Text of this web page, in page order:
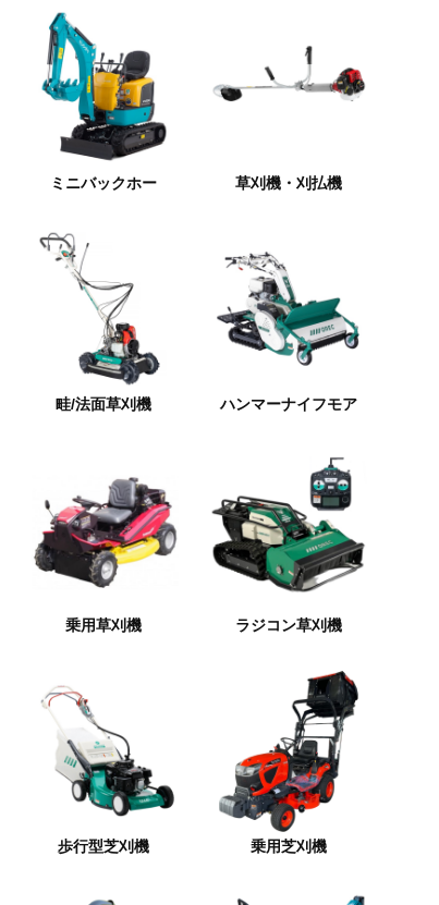
ミニバックホー 草刈機・刈払機
畦/法面草刈機 ハンマーナイフモア
乗用草刈機 ラジコン草刈機
歩行型芝刈機 乗用芝刈機